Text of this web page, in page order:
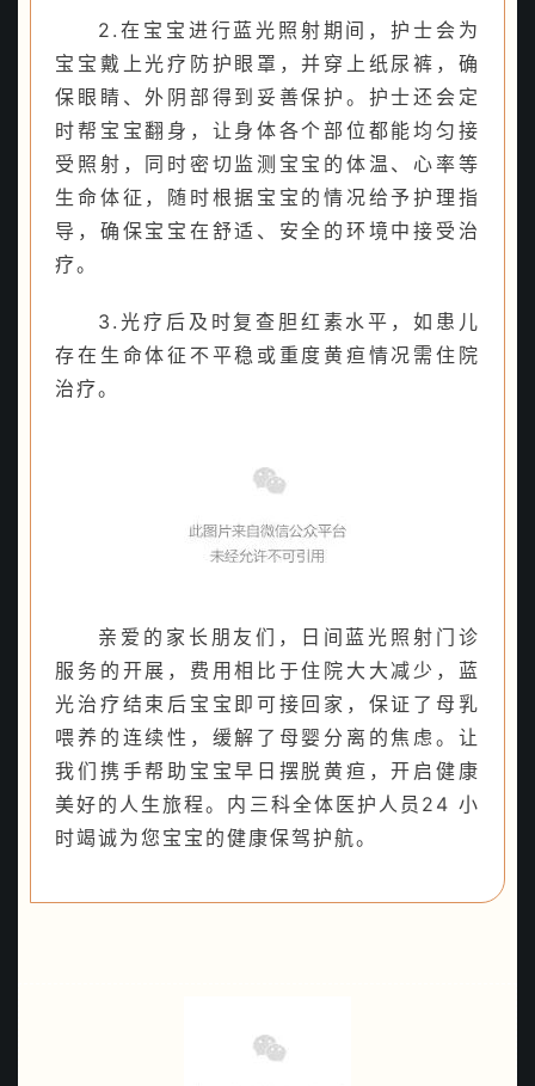
2.在宝宝进行蓝光照射期间，护士会为
宝宝戴上光疗防护眼罩，并穿上纸尿裤，确
保眼睛、外阴部得到妥善保护。护士还会定
时帮宝宝翻身，让身体各个部位都能均匀接
受照射，同时密切监测宝宝的体温、心率等
生命体征，随时根据宝宝的情况给予护理指
导，确保宝宝在舒适、安全的环境中接受治
疗。
3.光疗后及时复查胆红素水平，如患儿
存在生命体征不平稳或重度黄疸情况需住院
治疗。
亲爱的家长朋友们，日间蓝光照射门诊
服务的开展，费用相比于住院大大减少，蓝
光治疗结束后宝宝即可接回家，保证了母乳
喂养的连续性，缓解了母婴分离的焦虑。让
我们携手帮助宝宝早日摆脱黄疸，开启健康
美好的人生旅程。内三科全体医护人员24 小
时竭诚为您宝宝的健康保驾护航。